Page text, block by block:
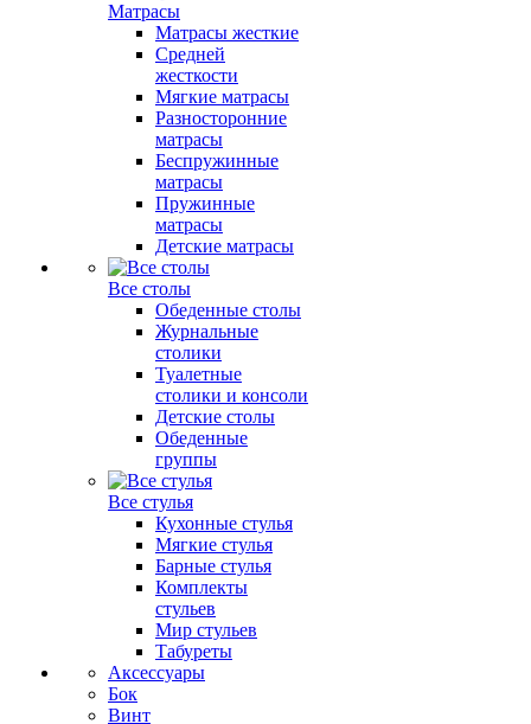
Матрасы
Матрасы жесткие
Средней
жесткости
Мягкие матрасы
Разносторонние
матрасы
Беспружинные
матрасы
Пружинные
матрасы
Детские матрасы
Все столы
Обеденные столы
Журнальные
столики
Туалетные
столики и консоли
Детские столы
Обеденные
группы
Все стулья
Кухонные стулья
Мягкие стулья
Барные стулья
Комплекты
стульев
Мир стульев
Табуреты
Аксессуары
Бок
Винт